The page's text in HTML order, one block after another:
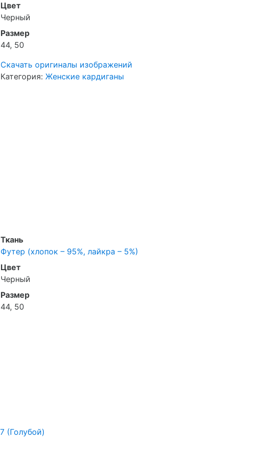
Цвет
Черный
Размер
44, 50
Скачать оригиналы изображений
Категория: Женские кардиганы
Ткань
Футер (хлопок – 95%, лайкра – 5%)
Цвет
Черный
Размер
44, 50